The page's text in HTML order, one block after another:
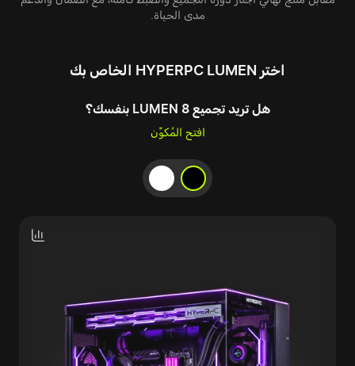
مدى الحياة.
اختر HYPERPC LUMEN الخاص بك
هل تريد تجميع LUMEN 8 بنفسك؟
افتح المُكوِّن